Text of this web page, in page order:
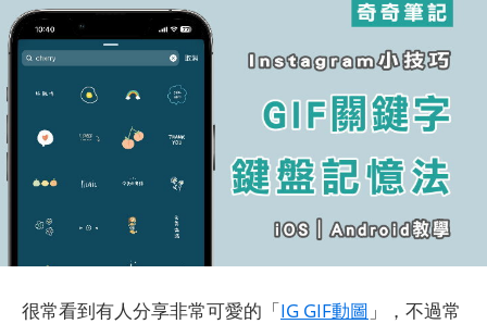
很常看到有人分享非常可愛的「IG GIF動圖 」，不過常